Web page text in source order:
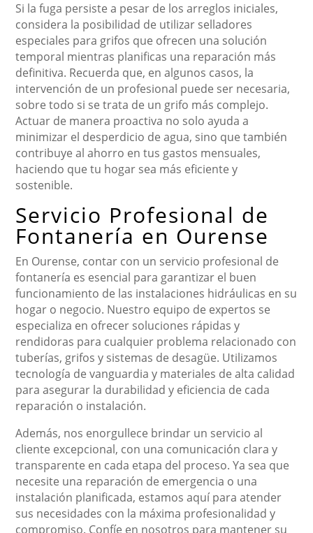
Si la fuga persiste a pesar de los arreglos iniciales,
considera la posibilidad de utilizar selladores
especiales para grifos que ofrecen una solución
temporal mientras planificas una reparación más
definitiva. Recuerda que, en algunos casos, la
intervención de un profesional puede ser necesaria,
sobre todo si se trata de un grifo más complejo.
Actuar de manera proactiva no solo ayuda a
minimizar el desperdicio de agua, sino que también
contribuye al ahorro en tus gastos mensuales,
haciendo que tu hogar sea más eficiente y
sostenible.
Servicio Profesional de
Fontanería en Ourense
En Ourense, contar con un servicio profesional de
fontanería es esencial para garantizar el buen
funcionamiento de las instalaciones hidráulicas en su
hogar o negocio. Nuestro equipo de expertos se
especializa en ofrecer soluciones rápidas y
rendidoras para cualquier problema relacionado con
tuberías, grifos y sistemas de desagüe. Utilizamos
tecnología de vanguardia y materiales de alta calidad
para asegurar la durabilidad y eficiencia de cada
reparación o instalación.
Además, nos enorgullece brindar un servicio al
cliente excepcional, con una comunicación clara y
transparente en cada etapa del proceso. Ya sea que
necesite una reparación de emergencia o una
instalación planificada, estamos aquí para atender
sus necesidades con la máxima profesionalidad y
compromiso. Confíe en nosotros para mantener su